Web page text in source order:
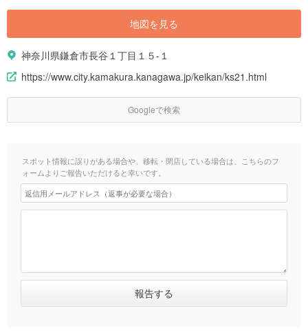
地図を見る
神奈川県鎌倉市長谷１丁目１５-１
https://www.city.kamakura.kanagawa.jp/keikan/ks21.html
Googleで検索
スポット情報に誤りがある場合や、移転・閉店している場合は、こちらのフ
ォームよりご報告いただけると幸いです。